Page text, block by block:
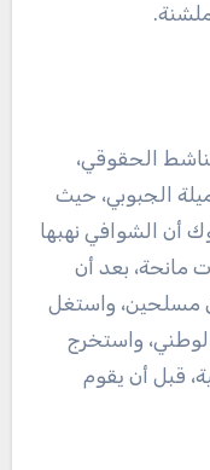
الحقوقي،
الجبوبي، حيث
أن الشوافي نهبها
مانحة، بعد أن
مسلحين، واستغل
واستخرج
قبل أن يقوم